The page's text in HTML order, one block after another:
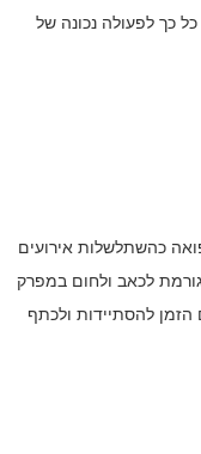
כך לפעולה נכונה של
כהשתלשלות אירועים
לכאב ולחום במפרק
להסתיידות ולכתף